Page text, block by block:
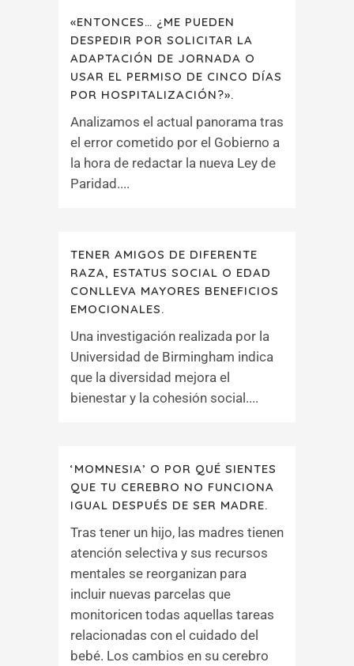
«ENTONCES… ¿ME PUEDEN
DESPEDIR POR SOLICITAR LA
ADAPTACIÓN DE JORNADA O
USAR EL PERMISO DE CINCO DÍAS
POR HOSPITALIZACIÓN?».
Analizamos el actual panorama tras
el error cometido por el Gobierno a
la hora de redactar la nueva Ley de
Paridad....
TENER AMIGOS DE DIFERENTE
RAZA, ESTATUS SOCIAL O EDAD
CONLLEVA MAYORES BENEFICIOS
EMOCIONALES.
Una investigación realizada por la
Universidad de Birmingham indica
que la diversidad mejora el
bienestar y la cohesión social....
‘MOMNESIA’ O POR QUÉ SIENTES
QUE TU CEREBRO NO FUNCIONA
IGUAL DESPUÉS DE SER MADRE.
Tras tener un hijo, las madres tienen
atención selectiva y sus recursos
mentales se reorganizan para
incluir nuevas parcelas que
monitoricen todas aquellas tareas
relacionadas con el cuidado del
bebé. Los cambios en su cerebro